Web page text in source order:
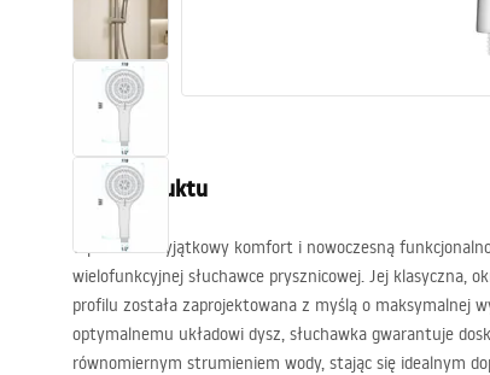
Natryski
Akcesoria i meble łazienkowe
Opis produktu
Wprowadź wyjątkowy komfort i nowoczesną
wielofunkcyjnej słuchawce prysznicowej. Jej klasyczna,
profilu została zaprojektowana z myślą o maksymalnej
optymalnemu układowi dysz, słuchawka gwarantuje
równomiernym strumieniem wody, stając się idealnym